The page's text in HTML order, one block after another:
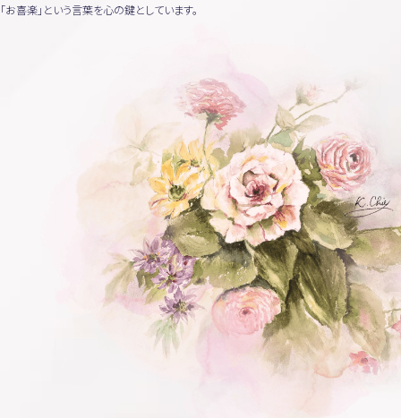
「お喜楽」という言葉を心の鍵としています。